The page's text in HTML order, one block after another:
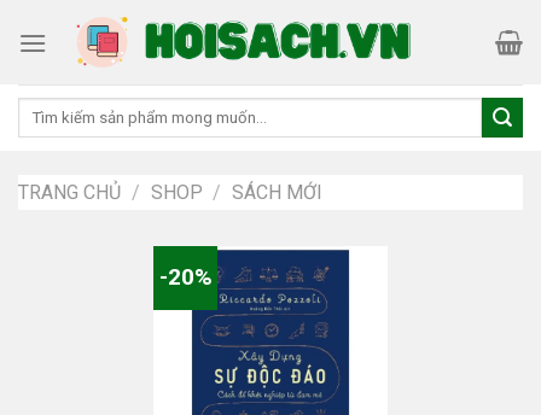
Tìm
TRANG CHỦ / SHOP / SÁCH MỚI
-20%